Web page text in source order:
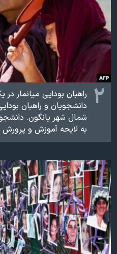
نرگس محمدی برنده جایزه نوبل
همایش محافظه‌کاران آمریکا
صفحه‌های ویژه
سفر پرزیدنت ترامپ به چین
۲
راهبان بودایی میانمار
شمال شهر يانگون.
به لايحه آموزش و پرورش